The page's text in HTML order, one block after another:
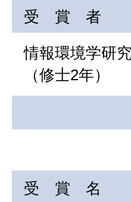
受 賞 者
情報環境学研
（修士2年）
受 賞 名